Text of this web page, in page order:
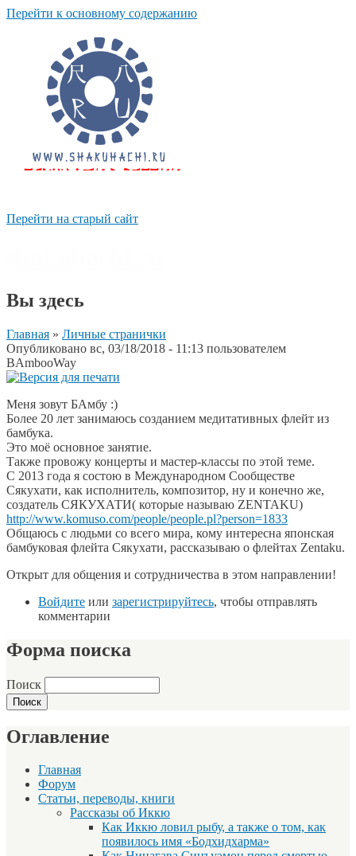
Перейти к основному содержанию
Перейти на старый сайт
Вы здесь
Главная » Личные странички
Опубликовано вс, 03/18/2018 - 11:13 пользователем
BAmbooWay
Меня зовут БАмбу :)
Более 20 лет занимаюсь созданием медитативных флейт из
бамбука.
Это моё основное занятие.
Также провожу концерты и мастер-классы по этой теме.
С 2013 года я состою в Международном Сообществе
Сякухати, как исполнитель, композитор, ну и конечно же,
создатель СЯКУХАТИ( которые называю ZENTAKU)
http://www.komuso.com/people/people.pl?person=1833
Общаюсь с людьми со всего мира, кому интересна японская
бамбуковая флейта Сякухати, рассказываю о флейтах Zentaku.
Открыт для общения и сотрудничества в этом направлении!
Войдите или зарегистрируйтесь, чтобы отправлять
комментарии
Форма поиска
Поиск
Оглавление
Главная
Форум
Статьи, переводы, книги
Рассказы об Иккю
Как Иккю ловил рыбу, а также о том, как
появилось имя «Бодхидхарма»